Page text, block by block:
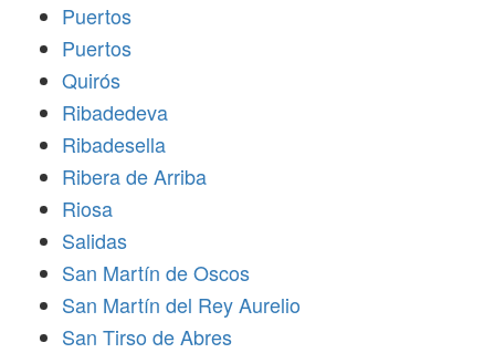
Puertos
Puertos
Quirós
Ribadedeva
Ribadesella
Ribera de Arriba
Riosa
Salidas
San Martín de Oscos
San Martín del Rey Aurelio
San Tirso de Abres